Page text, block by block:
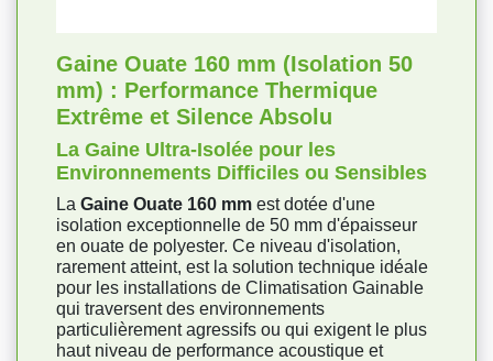
Gaine Ouate 160 mm (Isolation 50
mm) : Performance Thermique
Extrême et Silence Absolu
La Gaine Ultra-Isolée pour les
Environnements Difficiles ou Sensibles
La Gaine Ouate 160 mm est dotée d'une
isolation exceptionnelle de 50 mm d'épaisseur
en ouate de polyester. Ce niveau d'isolation,
rarement atteint, est la solution technique idéale
pour les installations de Climatisation Gainable
qui traversent des environnements
particulièrement agressifs ou qui exigent le plus
haut niveau de performance acoustique et